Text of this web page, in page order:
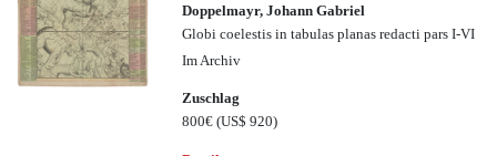
Doppelmayr, Johann Gabriel
Globi coelestis in tabulas planas redacti pars I-VI
Im Archiv
Zuschlag
800€(US$ 920)